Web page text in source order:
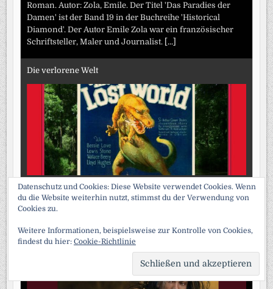
Roman. Autor: Zola, Emile. Der Titel 'Das Paradies der
Damen' ist der Band 19 in der Buchreihe 'Historical
Diamond'. Der Autor Emile Zola war ein französischer
Schriftsteller, Maler und Journalist. [...]
Die verlorene Welt
Abenteuerroman. Autor: Doyle, Conan. Der Titel 'Die
verlorene Welt' ist der Band 9 in der Buchreihe 'Historical
Diamond'. Der britische Autor Sir Arthur Ignatius Conan
Doyle war Arzt. Seine Praxis
Das Höhlenmädchen und der Höhlenmann
Datenschutz und Cookies: Diese Website verwendet Cookies. Wenn
du die Website weiterhin nutzt, stimmst du der Verwendung von
Cookies zu.
Weitere Informationen, beispielsweise zur Kontrolle von Cookies,
findest du hier: Cookie-Richtlinie
TO
TOP